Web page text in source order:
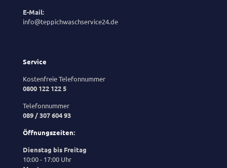
E-Mail:
info@teppichwaschservice24.de
Service
Kostenfreie Telefonnummer
0800 122 122 5
Telefonnummer
089 / 307 604 93
Öffnungszeiten:
Dienstag bis Freitag
10:00 - 17:00 Uhr